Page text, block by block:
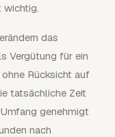
wichtig.
das
Vergütung für ein
Rücksicht auf
tatsächliche Zeit
genehmigt
nach